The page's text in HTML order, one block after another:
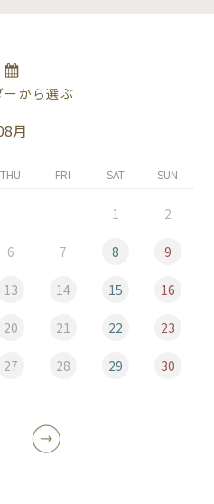
ーから選ぶ
月
THU FRI SAT SUN
1 2
6 7 8 9
13 14 15 16
20 21 22 23
27 28 29 30